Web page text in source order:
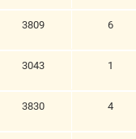
6
3809
1
3043
4
3830